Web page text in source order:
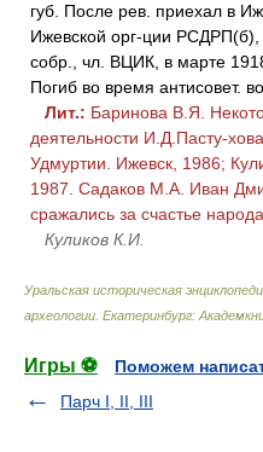
губ. После рев. приехал в
Ижевской орг-ции РСДРП(б),
собр., чл. ВЦИК, в марте
Погиб во время антисовет.
Лит.: Баринова В.Я.
деятельности И.Д.Пасту-
Удмуртии. Ижевск, 1986;
1987. Садаков М.А. Иван
сражались за счастье
Куликов К.И.
Уральская историческая
археологии. Екатеринбург:
Игры ⚽
Поможем
Парч I, II, III